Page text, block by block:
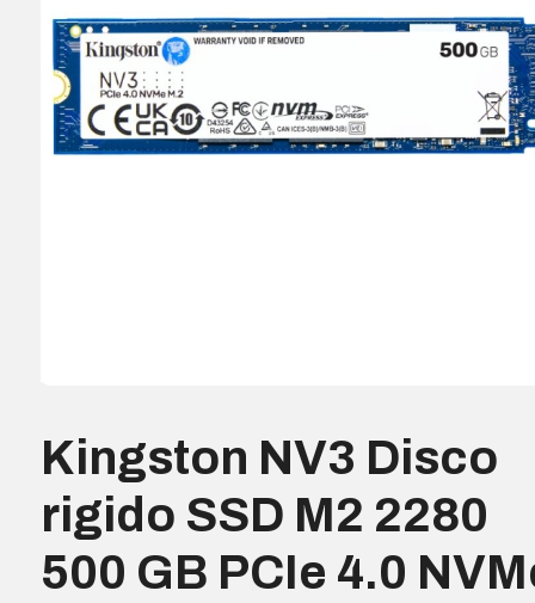
Kingston NV3 Disco
rigido SSD M2 2280
500 GB PCIe 4.0